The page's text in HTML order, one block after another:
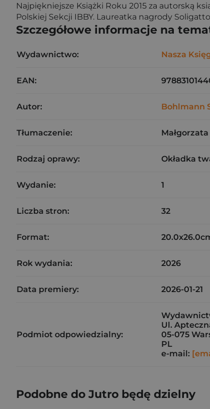
Najpiękniejsze Książki Roku 2015 za autorską
Polskiej Sekcji IBBY. Laureatka nagrody
Szczegółowe informacje na
Wydawnictwo: Nasza
EAN:
Autor: Bohlmann
Tłumaczenie:
Rodzaj oprawy: Okładka
Wydanie: 1
Liczba stron: 32
Format:
Rok wydania: 2026
Data premiery: 2026-01-21
Podmiot odpowiedzialny:
Ul.
05-075
PL
e-mail:
Podobne do Jutro będę dzielny